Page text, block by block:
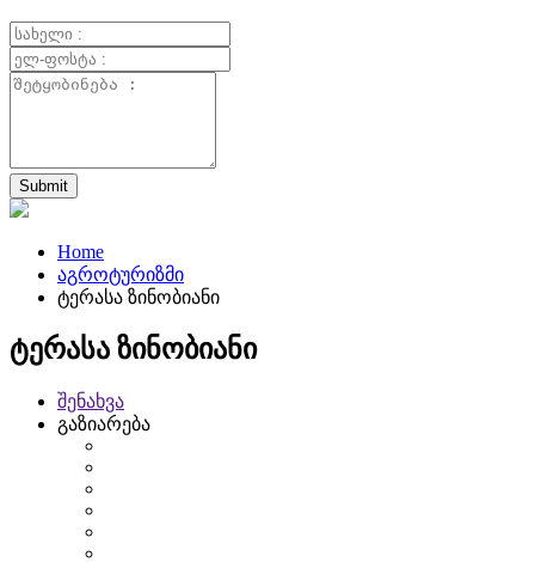
Home
აგროტურიზმი
ტერასა ზინობიანი
ტერასა ზინობიანი
შენახვა
გაზიარება